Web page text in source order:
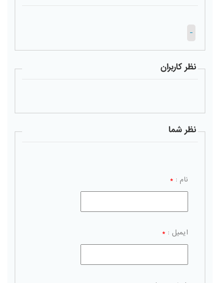
-
نظر کاربران
نظر شما
نام : *
ایمیل : *